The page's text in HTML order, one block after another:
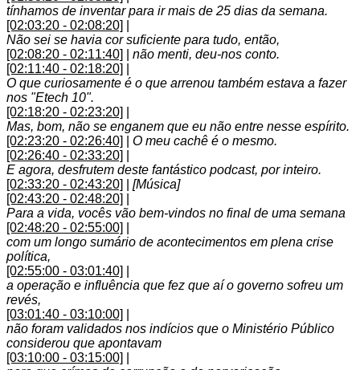
tínhamos de inventar para ir mais de 25 dias da semana.
[02:03:20 - 02:08:20]
Não sei se havia cor suficiente para tudo, então,
[02:08:20 - 02:11:40]
não menti, deu-nos conto.
[02:11:40 - 02:18:20]
O que curiosamente é o que arrenou também estava a fazer
nos "Etech 10".
[02:18:20 - 02:23:20]
Mas, bom, não se enganem que eu não entre nesse espírito.
[02:23:20 - 02:26:40]
O meu cachê é o mesmo.
[02:26:40 - 02:33:20]
E agora, desfrutem deste fantástico podcast, por inteiro.
[02:33:20 - 02:43:20]
[Música]
[02:43:20 - 02:48:20]
Para a vida, vocês vão bem-vindos no final de uma semana
[02:48:20 - 02:55:00]
com um longo sumário de acontecimentos em plena crise
política,
[02:55:00 - 03:01:40]
a operação e influência que fez que aí o governo sofreu um
revés,
[03:01:40 - 03:10:00]
não foram validados nos indícios que o Ministério Público
considerou que apontavam
[03:10:00 - 03:15:00]